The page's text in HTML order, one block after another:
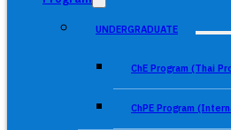
UNDERGRADUATE
ChE Program (Thai
ChPE Program